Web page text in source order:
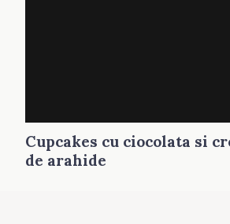
Cupcakes cu ciocolata si
de arahide